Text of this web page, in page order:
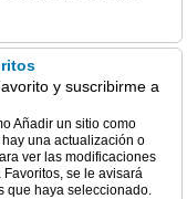
y suscribirme a
Añadir un sitio como
una actualización o
ver las modificaciones
se le avisará
que haya seleccionado.